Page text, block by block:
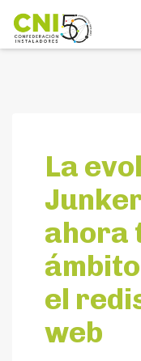
La
ahora
el
web